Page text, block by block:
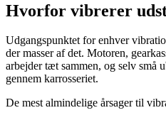
Hvorfor vibrerer
Udgangspunktet for enhver
der masser af det. Motoren,
arbejder tæt sammen, og selv små
gennem karrosseriet.
De mest almindelige årsager til